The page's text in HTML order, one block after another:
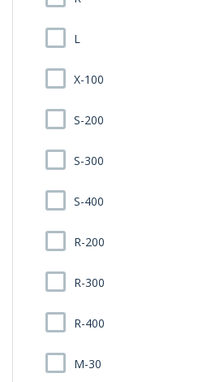
L
X-100
S-200
S-300
S-400
R-200
R-300
R-400
M-30